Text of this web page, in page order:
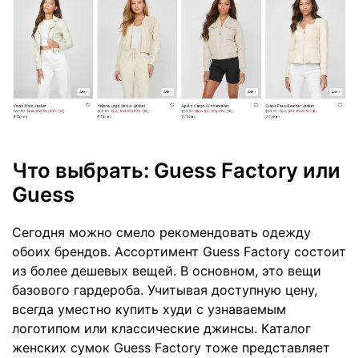
Что выбрать: Guess Factory или
Guess
Сегодня можно смело рекомендовать одежду
обоих брендов. Ассортимент Guess Factory состоит
из более дешевых вещей. В основном, это вещи
базового гардероба. Учитывая доступную цену,
всегда уместно купить худи с узнаваемым
логотипом или классические джинсы. Каталог
женских сумок Guess Factory тоже представляет